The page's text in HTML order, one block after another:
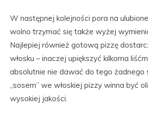
W następnej kolejności pora na
wolno trzymać się także wyżej
Najlepiej również gotową pizzę
włosku – inaczej upiększyć kilkoma
absolutnie nie dawać do tego żadnego
„sosem” we włoskiej pizzy winna być
wysokiej jakości.